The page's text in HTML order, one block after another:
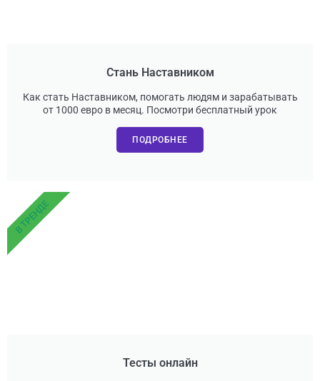
Стань Наставником
Как стать Наставником, помогать людям и зарабатывать
от 1000 евро в месяц. Посмотри бесплатный урок
ПОДРОБНЕЕ
Тесты онлайн
В ТРЕНДЕ